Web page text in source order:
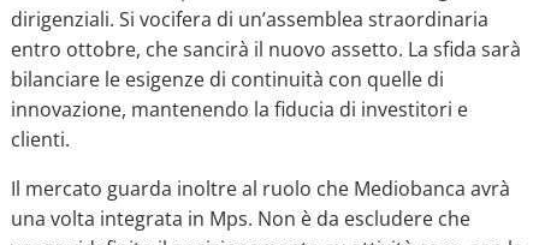
dirigenziali. Si vocifera di un’assemblea straordinaria
entro ottobre, che sancirà il nuovo assetto. La sfida sarà
bilanciare le esigenze di continuità con quelle di
innovazione, mantenendo la fiducia di investitori e
clienti.
Il mercato guarda inoltre al ruolo che Mediobanca avrà
una volta integrata in Mps. Non è da escludere che